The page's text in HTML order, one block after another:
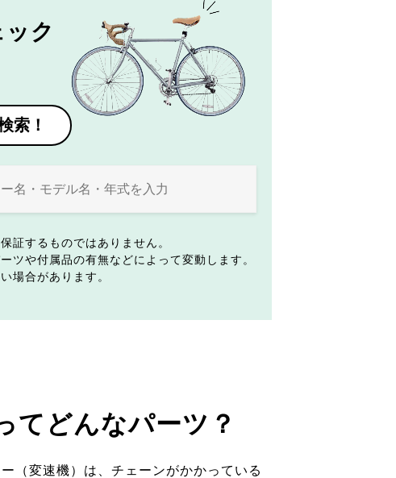
ク
索！
証するものではありません。
ツや付属品の有無などによって変動します。
場合があります。
てどんなパーツ？
（変速機）は、チェーンがかかっている